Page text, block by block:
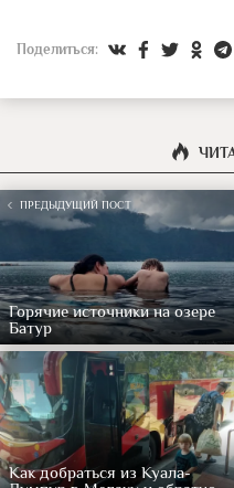
Поделиться:
ПРЕДЫДУЩИЙ ПОСТ
Горячие источники на озере
Батур
Как добраться из Куала-